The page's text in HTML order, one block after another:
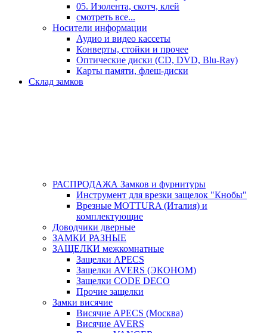
05. Изолента, скотч, клей
смотреть все...
Носители информации
Аудио и видео кассеты
Конверты, стойки и прочее
Оптические диски (CD, DVD, Blu-Ray)
Карты памяти, флеш-диски
Склад замков
РАСПРОДАЖА Замков и фурнитуры
Инструмент для врезки защелок "Кнобы"
Врезные MOTTURA (Италия) и
комплектующие
Доводчики дверные
ЗАМКИ РАЗНЫЕ
ЗАЩЕЛКИ межкомнатные
Защелки APECS
Защелки AVERS (ЭКОНОМ)
Защелки CODE DECO
Прочие защелки
Замки висячие
Висячие APECS (Москва)
Висячие AVERS